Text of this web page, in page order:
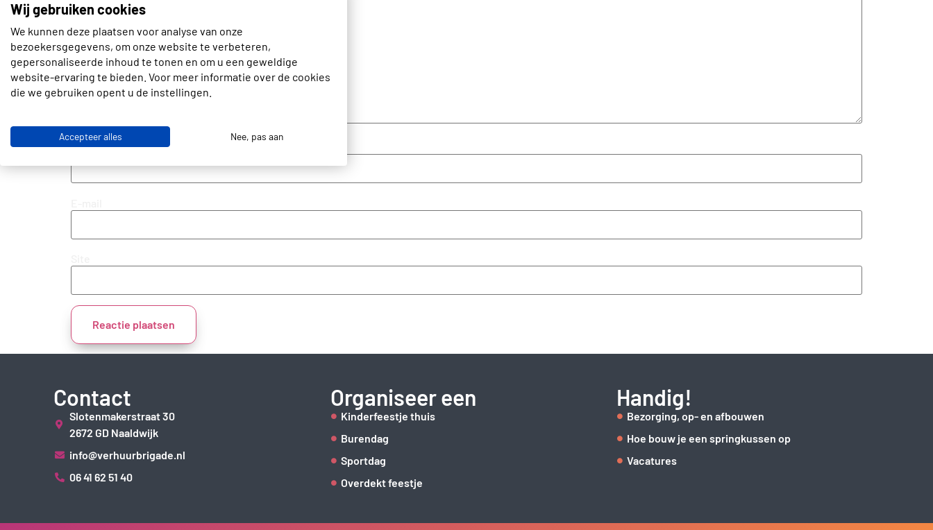
Naam
Contact
Slotenmakerstraat 30
2672 GD Naaldwijk
info@verhuurbrigade.nl
06 41 62 51 40
Organiseer een
Kinderfeestje thuis
Burendag
Sportdag
Overdekt feestje
Handig!
Bezorging, op- en afbouwen
Hoe bouw je een springkussen op
Vacatures
Wij gebruiken cookies
We kunnen deze plaatsen voor analyse van onze
bezoekersgegevens, om onze website te verbeteren,
gepersonaliseerde inhoud te tonen en om u een geweldige
website-ervaring te bieden. Voor meer informatie over de cookies
die we gebruiken opent u de instellingen.
Accepteer alles Nee, pas aan